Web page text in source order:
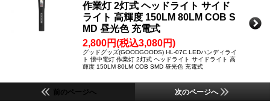
作業灯 2灯式 ヘッドライト サイド
ライト 高輝度 150LM 80LM COB S
MD 昼光色 充電式
2,800円(税込3,080円)
グッドグッズ(GOODGOODS) HL-07C LEDハンディライ
ト 懐中電灯 作業灯 2灯式 ヘッドライト サイドライト 高
輝度 150LM 80LM COB SMD 昼光色 充電式
前のページへ 次のページへ